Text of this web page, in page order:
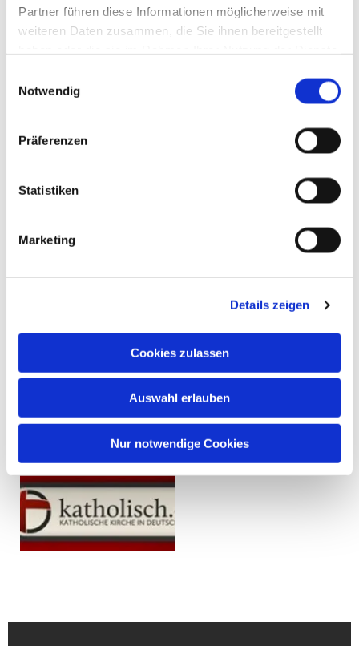
Partner führen diese Informationen möglicherweise mit
weiteren Daten zusammen, die Sie ihnen bereitgestellt
Notwendig
Präferenzen
Statistiken
Marketing
Details zeigen
Cookies zulassen
Auswahl erlauben
Nur notwendige Cookies